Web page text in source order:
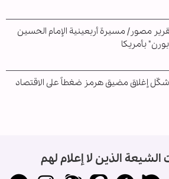
مصور/ مسيرة أربعينية الإمام الحسين
بأمريكا
إغلاق مضيق هرمز ضغطاً على الاقتصاد
الذين لا إعلام لهم